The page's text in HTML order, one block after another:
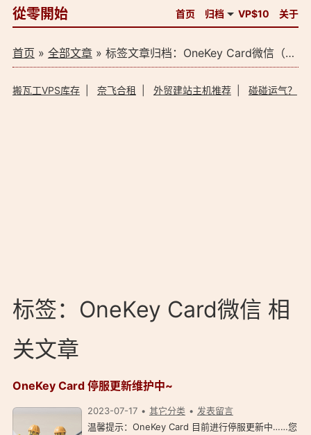
從零開始 首页 归档 VP$10 关于
首页 » 全部文章» 标签文章归档：OneKey Card微信（1）
搬瓦工VPS库存| 奈飞合租 外贸建站主机推荐| 碰碰运气？
标签：OneKey Card微信 相
关文章
OneKey Card 停服更新维护中~
2023-07-17 其它分类
发表留言
温馨提示：OneKey Card 目前进行停服更新中……您